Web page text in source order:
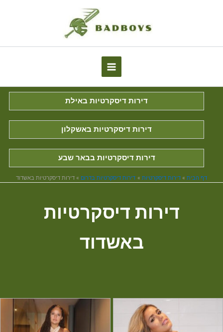
דירות דיסקרטיות באילת
דירות דיסקרטיות באשקלון
דירות דיסקרטיות בבאר שבע
דף הבית דירות דיסקרטיות דירות דיסקרטיות בדרום דירות דיסקרטיות באשדוד
דירות דיסקרטיות
באשדוד